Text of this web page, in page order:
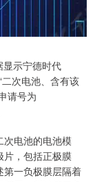
显示宁德时代
二次电池、含有该
请号为
次电池的电池模
片，包括正极膜
第一负极膜层隔着